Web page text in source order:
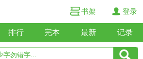
书架 登录
排行 完本 最新 记录